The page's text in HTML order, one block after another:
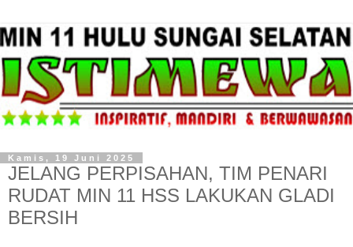
Kamis, 19 Juni 2025
JELANG PERPISAHAN, TIM PENARI
RUDAT MIN 11 HSS LAKUKAN GLADI
BERSIH